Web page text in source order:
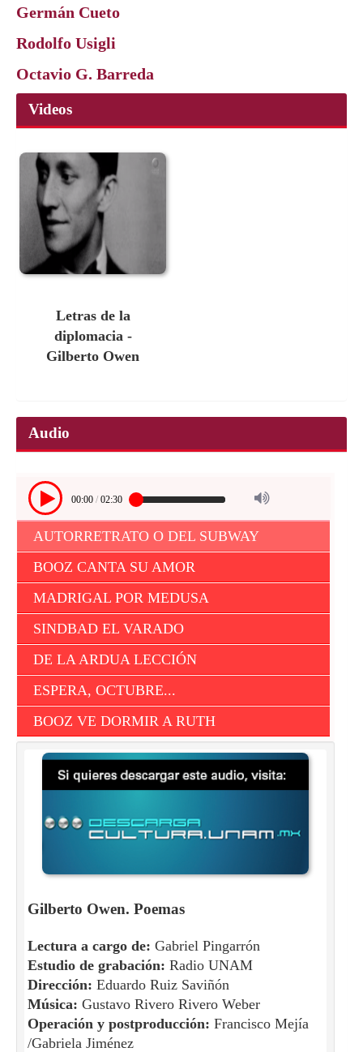
Germán Cueto
Rodolfo Usigli
Octavio G. Barreda
Videos
Letras de la
diplomacia -
Gilberto Owen
Audio
00:00 / 02:30
AUTORRETRATO O DEL SUBWAY
BOOZ CANTA SU AMOR
MADRIGAL POR MEDUSA
SINDBAD EL VARADO
DE LA ARDUA LECCIÓN
ESPERA, OCTUBRE...
BOOZ VE DORMIR A RUTH
Gilberto Owen. Poemas
Lectura a cargo de: Gabriel Pingarrón
Estudio de grabación: Radio UNAM
Dirección: Eduardo Ruiz Saviñón
Música: Gustavo Rivero Rivero Weber
Operación y postproducción: Francisco Mejía
/Gabriela Jiménez